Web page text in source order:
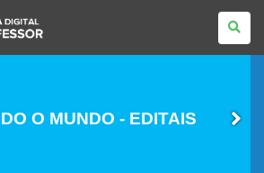
O MUNDO - EDITAIS